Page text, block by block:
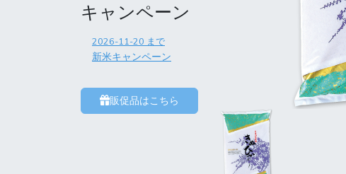
キャンペーン
2026-11-20 まで
新米キャンペーン
販促品はこちら